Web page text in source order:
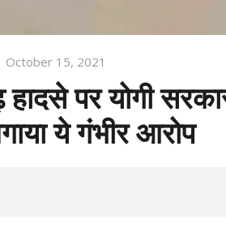
October 15, 2021
हादसे पर योगी
ये गंभीर आरोप